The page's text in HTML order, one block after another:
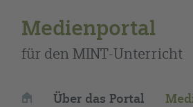
Medienportal
für den MINT-Unterricht
Über das Portal